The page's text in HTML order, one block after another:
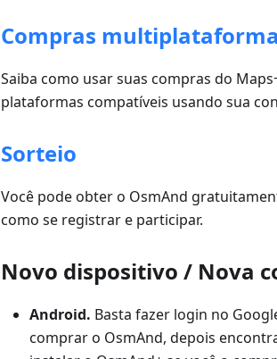
Compras multiplataforma
Saiba como usar suas compras do
plataformas compatíveis usando sua
Sorteio
Você pode obter o OsmAnd
como se registrar e participar.
Novo dispositivo / Nova
Android. Basta fazer login no
comprar o OsmAnd, depois